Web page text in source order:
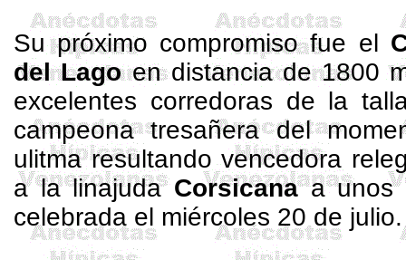
Su próximo compromiso fue el
del Lagoen distancia de1800
excelentes corredoras de la
campeona tresañera del
ulitma resultandovencedora
a la linajudaCorsicanaa unos
celebrada el miércoles 20 de julio.